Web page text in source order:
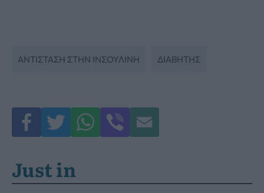
ΑΝΤΙΣΤΑΣΗ ΣΤΗΝ ΙΝΣΟΥΛΙΝΗ ΔΙΑΒΉΤΗΣ
Just in